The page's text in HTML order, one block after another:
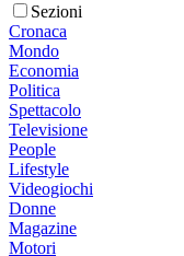
Sezioni
Cronaca
Mondo
Economia
Politica
Spettacolo
Televisione
People
Lifestyle
Videogiochi
Donne
Magazine
Motori